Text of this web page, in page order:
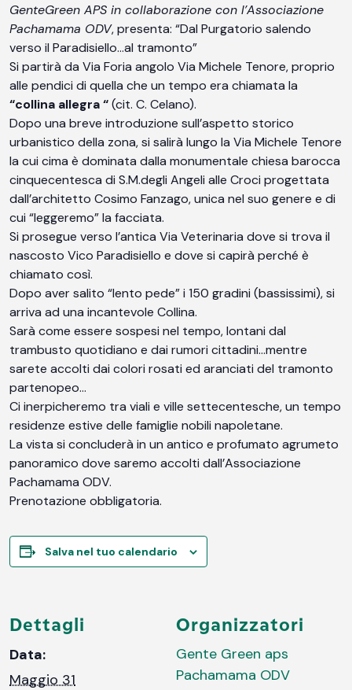
GenteGreen APS in collaborazione con l’Associazione
Pachamama ODV, presenta: “Dal Purgatorio salendo
verso il Paradisiello…al tramonto”
Si partirà da Via Foria angolo Via Michele Tenore, proprio
alle pendici di quella che un tempo era chiamata la
“collina allegra “(cit. C. Celano).
Dopo una breve introduzione sull’aspetto storico
urbanistico della zona, si salirà lungo la Via Michele Tenore
la cui cima è dominata dalla monumentale chiesa barocca
cinquecentesca di S.M.degli Angeli alle Croci progettata
dall’architetto Cosimo Fanzago, unica nel suo genere e di
cui “leggeremo” la facciata.
Si prosegue verso l’antica Via Veterinaria dove si trova il
nascosto Vico Paradisiello e dove si capirà perché è
chiamato così.
Dopo aver salito “lento pede” i 150 gradini (bassissimi), si
arriva ad una incantevole Collina.
Sarà come essere sospesi nel tempo, lontani dal
trambusto quotidiano e dai rumori cittadini…mentre
sarete accolti dai colori rosati ed aranciati del tramonto
partenopeo…
Ci inerpicheremo tra viali e ville settecentesche, un tempo
residenze estive delle famiglie nobili napoletane.
La vista si concluderà in un antico e profumato agrumeto
panoramico dove saremo accolti dall’Associazione
Pachamama ODV.
Prenotazione obbligatoria.
Salva nel tuo calendario
Dettagli
Data:
Maggio 31
Organizzatori
Gente Green aps
Pachamama ODV